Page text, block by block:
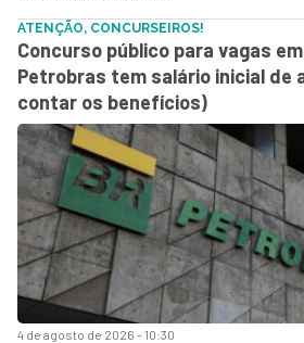
4 de agosto de 2026 - 10:30
ATENÇÃO, CONCURSEIROS!
Concurso público para vagas
Petrobras tem salário inicial de
contar os benefícios)